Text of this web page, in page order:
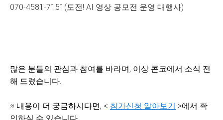
070-4581-7151(도전! AI 영상 공모전 운영 대행사)
많은 분들의 관심과 참여를 바라며, 이상 콘코에서 소식 전
해 드렸습니다.
※ 내용이 더 궁금하시다면, < 참가신청 알아보기 >에서 확